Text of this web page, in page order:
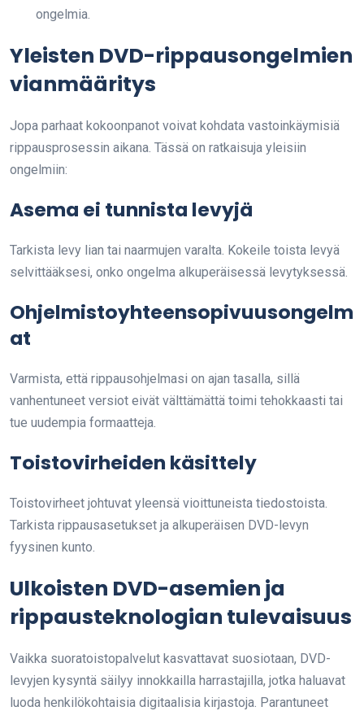
ongelmia.
Yleisten DVD-rippausongelmien
vianmääritys
Jopa parhaat kokoonpanot voivat kohdata vastoinkäymisiä
rippausprosessin aikana. Tässä on ratkaisuja yleisiin
ongelmiin:
Asema ei tunnista levyjä
Tarkista levy lian tai naarmujen varalta. Kokeile toista levyä
selvittääksesi, onko ongelma alkuperäisessä levytyksessä.
Ohjelmistoyhteensopivuusongelm
at
Varmista, että rippausohjelmasi on ajan tasalla, sillä
vanhentuneet versiot eivät välttämättä toimi tehokkaasti tai
tue uudempia formaatteja.
Toistovirheiden käsittely
Toistovirheet johtuvat yleensä vioittuneista tiedostoista.
Tarkista rippausasetukset ja alkuperäisen DVD-levyn
fyysinen kunto.
Ulkoisten DVD-asemien ja
rippausteknologian tulevaisuus
Vaikka suoratoistopalvelut kasvattavat suosiotaan, DVD-
levyjen kysyntä säilyy innokkailla harrastajilla, jotka haluavat
luoda henkilökohtaisia digitaalisia kirjastoja. Parantuneet